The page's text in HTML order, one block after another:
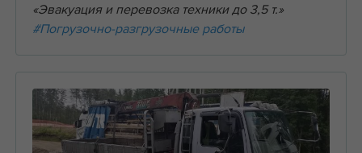
«Эвакуация и перевозка техники до 3,5 т.»
#Погрузочно-разгрузочные работы